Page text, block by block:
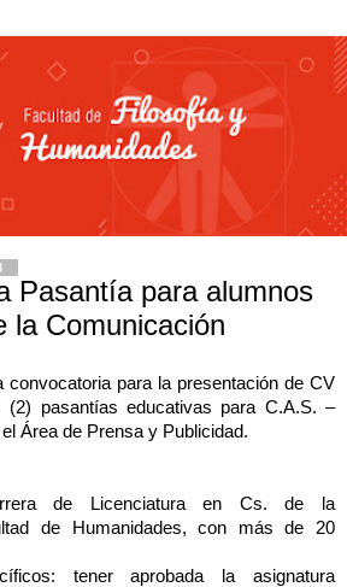
Pasantía para alumnos
la Comunicación
convocatoria para la presentación de CV
(2) pasantías educativas para C.A.S. –
Área de Prensa y Publicidad.
de Licenciatura en Cs. de la
de Humanidades, con más de 20
tener aprobada la asignatura